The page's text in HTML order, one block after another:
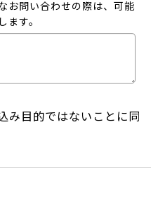
お問い合わせの際は、可能
ます。
み目的ではないことに同